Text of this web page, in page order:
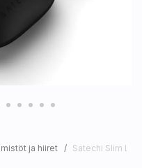
ja hiiret Satechi Slim LX